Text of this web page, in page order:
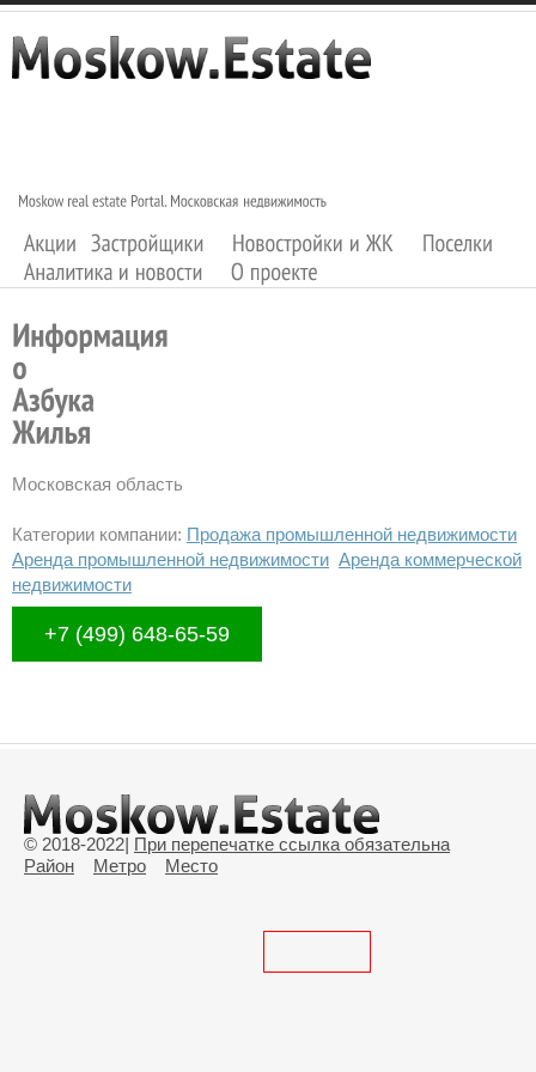
Московская область
Категории компании: Продажа промышленной недвижимости
Аренда промышленной недвижимости Аренда коммерческой
недвижимости
+7 (499) 648-65-59
© 2018-2022| При перепечатке ссылка обязательна
Район
Метро Место